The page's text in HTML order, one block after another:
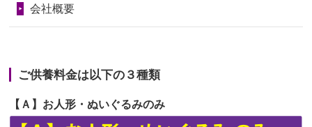
が伸びた時...
2026/06/22
娘の初めてのひな祭りにあわせて、娘
の祖父母か...
第65回人形供養祭令和5年11月09日(木)
第64回人形供養祭令和5年9月21日(木)
会社概要
ご供養料金は以下の３種類
【Ａ】お人形・ぬいぐるみのみ